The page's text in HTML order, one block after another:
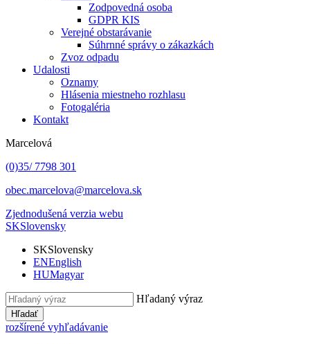
Zodpovedná osoba
GDPR KIS
Verejné obstarávanie
Súhrnné správy o zákazkách
Zvoz odpadu
Udalosti
Oznamy
Hlásenia miestneho rozhlasu
Fotogaléria
Kontakt
Marcelová
(0)35/ 7798 301
obec.marcelova@marcelova.sk
Zjednodušená verzia webu
SKSlovensky
SKSlovensky
ENEnglish
HUMagyar
Hľadaný výraz
Hľadať
rozšírené vyhľadávanie